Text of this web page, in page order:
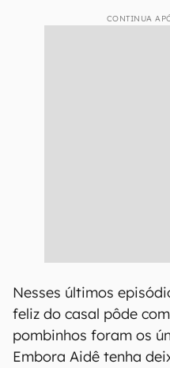
CONTINUA
Nesses últimos
feliz do casal pôde
pombinhos foram os
Embora Aidê tenha